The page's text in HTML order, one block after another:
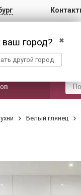
✖
ваш город?
другой город
Белый глянец